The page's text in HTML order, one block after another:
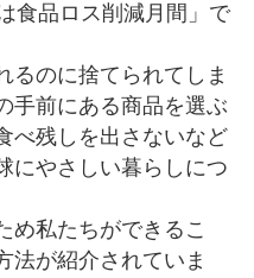
食品ロス削減月間」で
るのに捨てられてしま
手前にある商品を選ぶ
べ残しを出さないなど
にやさしい暮らしにつ
め私たちができるこ
法が紹介されていま